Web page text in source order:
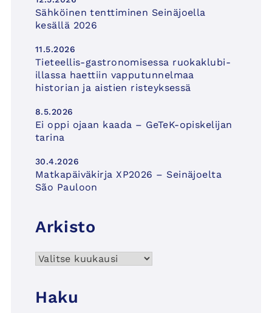
Sähköinen tenttiminen Seinäjoella
kesällä 2026
11.5.2026
Tieteellis-gastronomisessa ruokaklubi-
illassa haettiin vapputunnelmaa
historian ja aistien risteyksessä
8.5.2026
Ei oppi ojaan kaada – GeTeK-opiskelijan
tarina
30.4.2026
Matkapäiväkirja XP2026 – Seinäjoelta
São Pauloon
Arkisto
Arkisto
Haku